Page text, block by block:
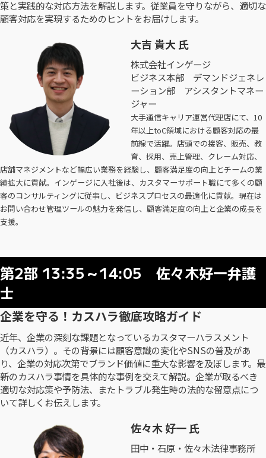
策と実践的な対応方法を解説します。従業員を守りながら、適切な
顧客対応を実現するためのヒントをお届けします。
大吉 貴大 氏
株式会社インゲージ
ビジネス本部 デマンドジェネレ
ーション部 アシスタントマネー
ジャー
大手通信キャリア運営代理店にて、10
年以上toC領域における顧客対応の最
前線で活躍。店頭での接客、販売、教
育、採用、売上管理、クレーム対応、
店舗マネジメントなど幅広い業務を経験し、顧客満足度の向上とチームの業
績拡大に貢献。インゲージに入社後は、カスタマーサポート職にて多くの顧
客のコンサルティングに従事し、ビジネスプロセスの最適化に貢献。現在は
お問い合わせ管理ツールの魅力を発信し、顧客満足度の向上と企業の成長を
支援。
第2部 13:35～14:05 佐々木好一弁護
士
企業を守る！カスハラ徹底攻略ガイド
近年、企業の深刻な課題となっているカスタマーハラスメント
（カスハラ）。その背景には顧客意識の変化やSNSの普及があ
り、企業の対応次第でブランド価値に重大な影響を及ぼします。最
新のカスハラ事情を具体的な事例を交えて解説。企業が取るべき
適切な対応策や予防法、またトラブル発生時の法的な留意点につ
いて詳しくお伝えします。
佐々木 好一 氏
田中・石原・佐々木法律事務所